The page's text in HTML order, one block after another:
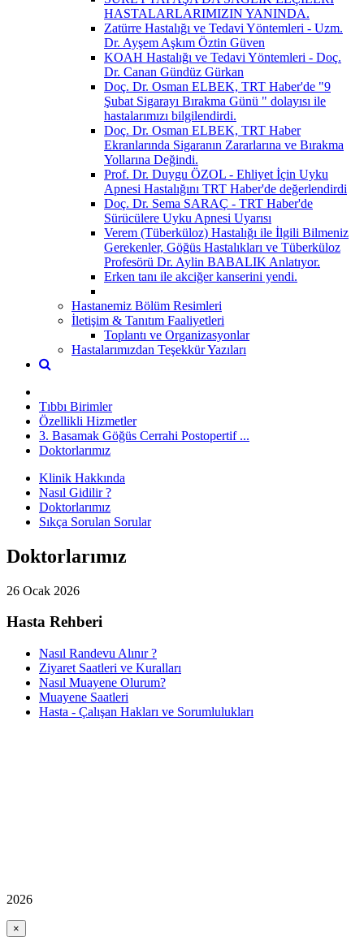
HASTALARLARIMIZIN YANINDA.
Zatürre Hastalığı ve Tedavi Yöntemleri - Uzm.
Dr. Ayşem Aşkım Öztin Güven
KOAH Hastalığı ve Tedavi Yöntemleri - Doç.
Dr. Canan Gündüz Gürkan
Doç. Dr. Osman ELBEK, TRT Haber'de "9
Şubat Sigarayı Bırakma Günü " dolayısı ile
hastalarımızı bilgilendirdi.
Doç. Dr. Osman ELBEK, TRT Haber
Ekranlarında Sigaranın Zararlarına ve Bırakma
Yollarına Değindi.
Prof. Dr. Duygu ÖZOL - Ehliyet İçin Uyku
Apnesi Hastalığını TRT Haber'de değerlendirdi
Doç. Dr. Sema SARAÇ - TRT Haber'de
Sürücülere Uyku Apnesi Uyarısı
Verem (Tüberküloz) Hastalığı ile İlgili Bilmeniz
Gerekenler, Göğüs Hastalıkları ve Tüberküloz
Profesörü Dr. Aylin BABALIK Anlatıyor.
Erken tanı ile akciğer kanserini yendi.
Hastanemiz Bölüm Resimleri
İletişim & Tanıtım Faaliyetleri
Toplantı ve Organizasyonlar
Hastalarımızdan Teşekkür Yazıları
Tıbbı Birimler
Özellikli Hizmetler
3. Basamak Göğüs Cerrahi Postopertif ...
Doktorlarımız
Klinik Hakkında
Nasıl Gidilir ?
Doktorlarımız
Sıkça Sorulan Sorular
Doktorlarımız
26 Ocak 2026
Hasta Rehberi
Nasıl Randevu Alınır ?
Ziyaret Saatleri ve Kuralları
Nasıl Muayene Olurum?
Muayene Saatleri
Hasta - Çalışan Hakları ve Sorumlulukları
2026
×